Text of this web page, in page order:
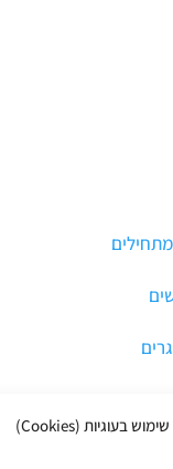
שימוש בעוגיות (Cookies)